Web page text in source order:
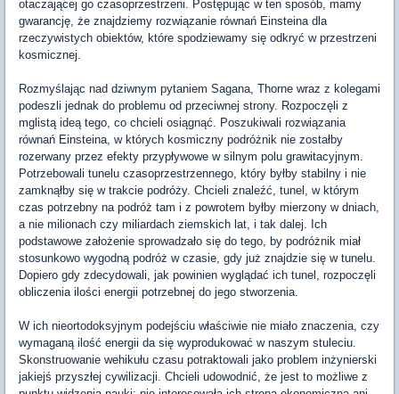
otaczającej go czasoprzestrzeni. Postępując w ten sposób, mamy
gwarancję, że znajdziemy rozwiązanie równań Einsteina dla
rzeczywistych obiektów, które spodziewamy się odkryć w przestrzeni
kosmicznej.
Rozmyślając nad dziwnym pytaniem Sagana, Thorne wraz z kolegami
podeszli jednak do problemu od przeciwnej strony. Rozpoczęli z
mglistą ideą tego, co chcieli osiągnąć. Poszukiwali rozwiązania
równań Einsteina, w których kosmiczny podróżnik nie zostałby
rozerwany przez efekty przypływowe w silnym polu grawitacyjnym.
Potrzebowali tunelu czasoprzestrzennego, który byłby stabilny i nie
zamknąłby się w trakcie podróży. Chcieli znaleźć, tunel, w którym
czas potrzebny na podróż tam i z powrotem byłby mierzony w dniach,
a nie milionach czy miliardach ziemskich lat, i tak dalej. Ich
podstawowe założenie sprowadzało się do tego, by podróżnik miał
stosunkowo wygodną podróż w czasie, gdy już znajdzie się w tunelu.
Dopiero gdy zdecydowali, jak powinien wyglądać ich tunel, rozpoczęli
obliczenia ilości energii potrzebnej do jego stworzenia.
W ich nieortodoksyjnym podejściu właściwie nie miało znaczenia, czy
wymaganą ilość energii da się wyprodukować w naszym stuleciu.
Skonstruowanie wehikułu czasu potraktowali jako problem inżynierski
jakiejś przyszłej cywilizacji. Chcieli udowodnić, że jest to możliwe z